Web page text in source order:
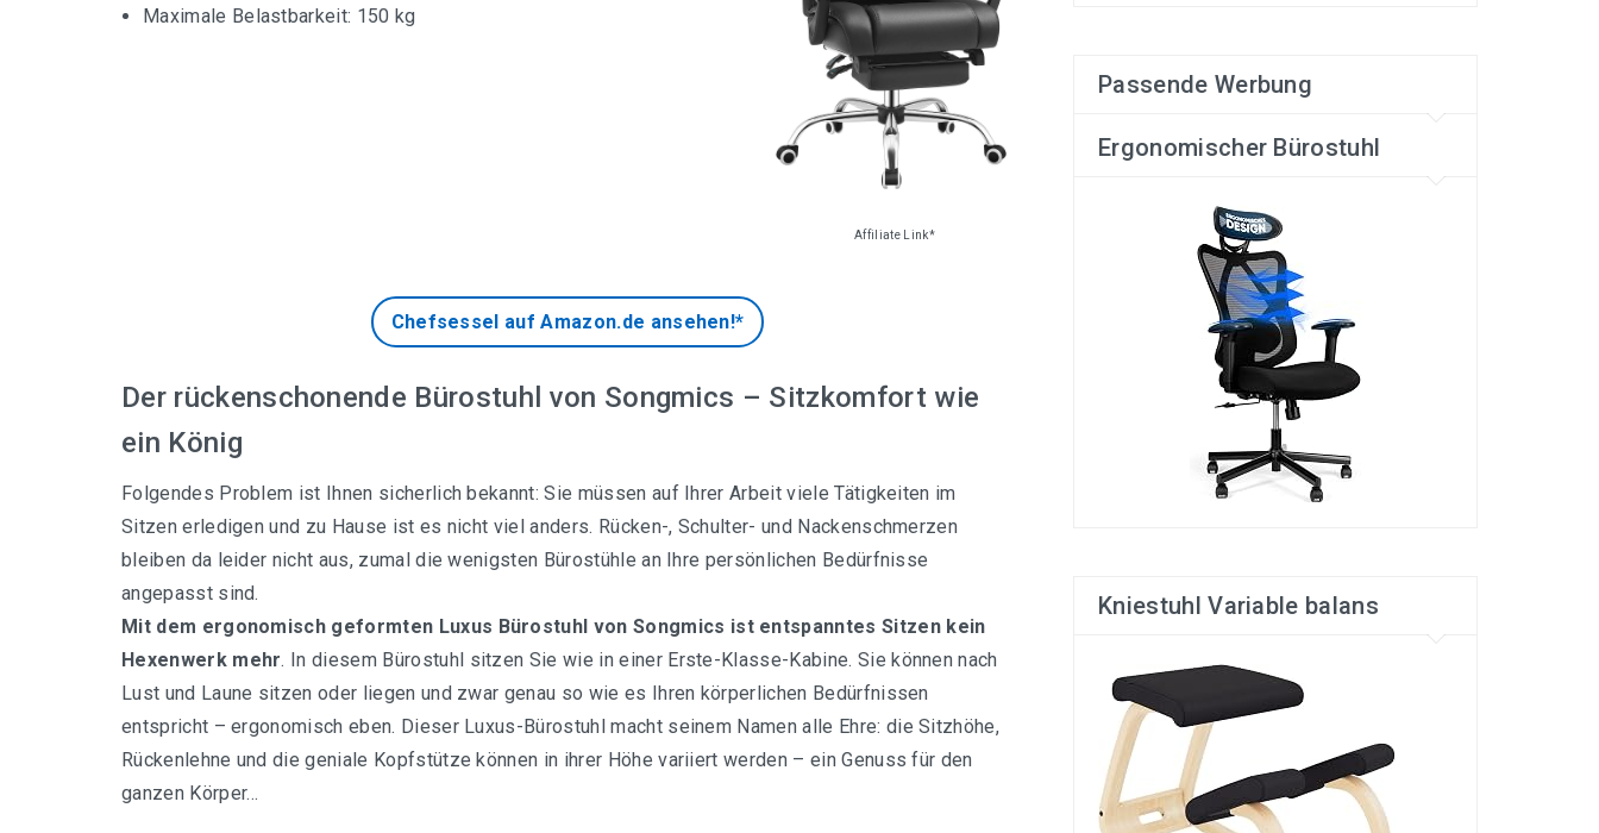
Maximale Belastbarkeit: 150 kg
Affiliate Link*
Chefsessel auf Amazon.de ansehen!*
Der rückenschonende Bürostuhl von Songmics – Sitzkomfort wie
ein König
Folgendes Problem ist Ihnen sicherlich bekannt: Sie müssen auf Ihrer Arbeit viele Tätigkeiten im
Sitzen erledigen und zu Hause ist es nicht viel anders. Rücken-, Schulter- und Nackenschmerzen
bleiben da leider nicht aus, zumal die wenigsten Bürostühle an Ihre persönlichen Bedürfnisse
angepasst sind.
Mit dem ergonomisch geformten Luxus Bürostuhl von Songmics ist entspanntes Sitzen kein
Hexenwerk mehr. In diesem Bürostuhl sitzen Sie wie in einer Erste-Klasse-Kabine. Sie können nach
Lust und Laune sitzen oder liegen und zwar genau so wie es Ihren körperlichen Bedürfnissen
entspricht – ergonomisch eben. Dieser Luxus-Bürostuhl macht seinem Namen alle Ehre: die Sitzhöhe,
Rückenlehne und die geniale Kopfstütze können in ihrer Höhe variiert werden – ein Genuss für den
ganzen Körper…
Passende Werbung
Ergonomischer Bürostuhl
Kniestuhl Variable balans